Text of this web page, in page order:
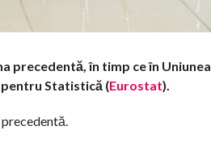
precedentă, în timp ce în Uniunea
pentru Statistică (Eurostat).
precedentă.